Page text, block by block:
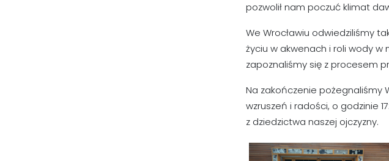
pozwolił nam poczuć klimat
We Wrocławiu odwiedziliśmy
życiu w akwenach i roli wody w
zapoznaliśmy się z procesem
Na zakończenie pożegnaliśmy
wzruszeń i radości, o godzinie
z dziedzictwa naszej ojczyzny.